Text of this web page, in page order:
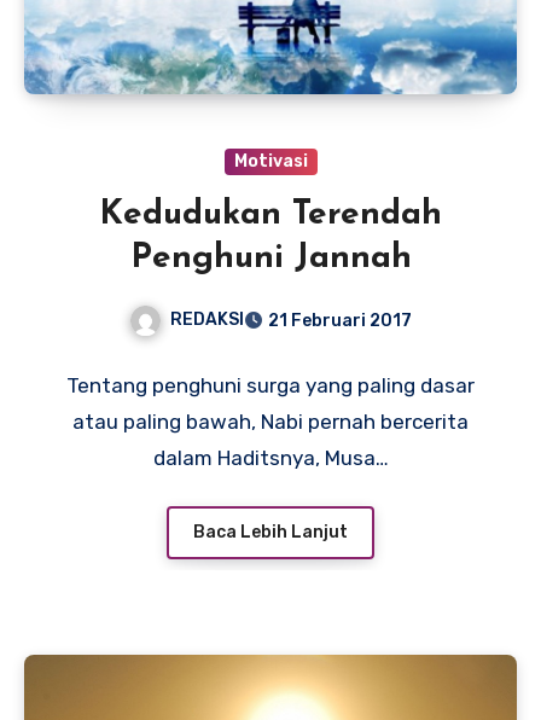
Motivasi
Kedudukan Terendah
Penghuni Jannah
REDAKSI 21 Februari 2017
Tentang penghuni surga yang paling dasar
atau paling bawah, Nabi pernah bercerita
dalam Haditsnya, Musa…
Baca Lebih Lanjut